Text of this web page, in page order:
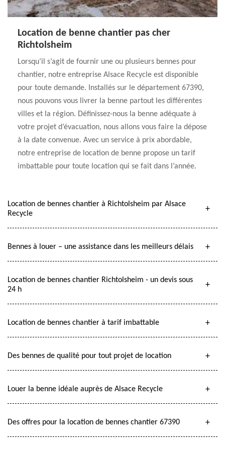
Location de benne chantier pas cher
Richtolsheim
Lorsqu’il s’agit de fournir une ou plusieurs bennes pour
chantier, notre entreprise Alsace Recycle est disponible
pour toute demande. Installés sur le département 67390,
nous pouvons vous livrer la benne partout les différentes
villes et la région. Définissez-nous la benne adéquate à
votre projet d’évacuation, nous allons vous faire la dépose
à la date convenue. Avec un service à prix abordable,
notre entreprise de location de benne propose un tarif
imbattable pour toute location qui se fait dans l’année.
Location de bennes chantier à Richtolsheim par Alsace
Recycle
Bennes à louer – une assistance dans les meilleurs délais
Location de bennes chantier Richtolsheim - un devis sous
24 h
Location de bennes chantier à tarif imbattable
Des bennes de qualité pour tout projet de location
Louer la benne idéale auprès de Alsace Recycle
Des offres pour la location de bennes chantier 67390